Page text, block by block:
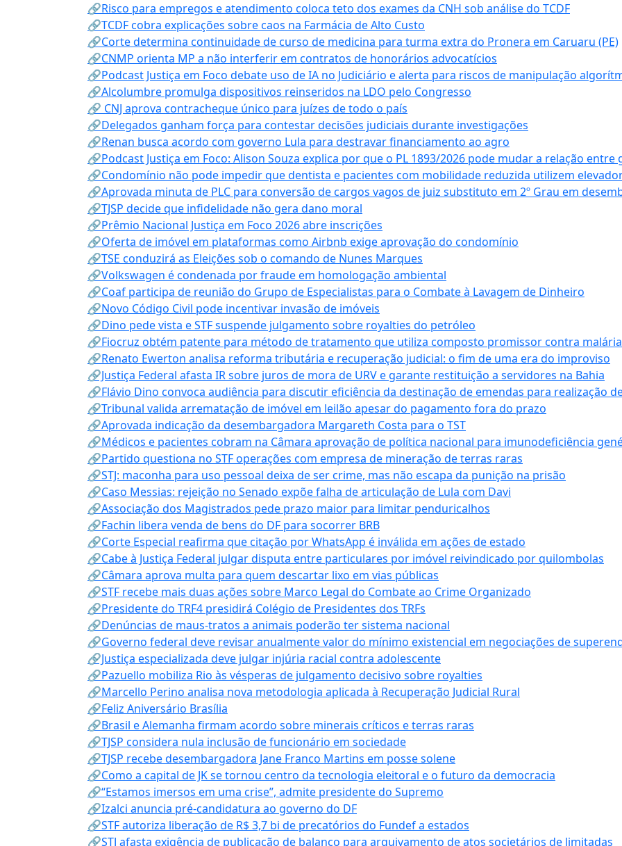
🔗Risco para empregos e atendimento coloca teto dos exames da CNH sob análise do TCDF
🔗TCDF cobra explicações sobre caos na Farmácia de Alto Custo
🔗Corte determina continuidade de curso de medicina para turma extra do Pronera em Caruaru (PE)
🔗CNMP orienta MP a não interferir em contratos de honorários advocatícios
🔗Podcast Justiça em Foco debate uso de IA no Judiciário e alerta para riscos de manipulação
🔗Alcolumbre promulga dispositivos reinseridos na LDO pelo Congresso
🔗 CNJ aprova contracheque único para juízes de todo o país
🔗Delegados ganham força para contestar decisões judiciais durante investigações
🔗Renan busca acordo com governo Lula para destravar financiamento ao agro
🔗Podcast Justiça em Foco: Alison Souza explica por que o PL 1893/2026 pode mudar a relação
🔗Condomínio não pode impedir que dentista e pacientes com mobilidade reduzida utilizem
🔗Aprovada minuta de PLC para conversão de cargos vagos de juiz substituto em 2º Grau em
🔗TJSP decide que infidelidade não gera dano moral
🔗Prêmio Nacional Justiça em Foco 2026 abre inscrições
🔗Oferta de imóvel em plataformas como Airbnb exige aprovação do condomínio
🔗TSE conduzirá as Eleições sob o comando de Nunes Marques
🔗Volkswagen é condenada por fraude em homologação ambiental
🔗Coaf participa de reunião do Grupo de Especialistas para o Combate à Lavagem de Dinheiro
🔗Novo Código Civil pode incentivar invasão de imóveis
🔗Dino pede vista e STF suspende julgamento sobre royalties do petróleo
🔗Fiocruz obtém patente para método de tratamento que utiliza composto promissor contra
🔗Renato Ewerton analisa reforma tributária e recuperação judicial: o fim de uma era do improviso
🔗Justiça Federal afasta IR sobre juros de mora de URV e garante restituição a servidores na Bahia
🔗Flávio Dino convoca audiência para discutir eficiência da destinação de emendas para realização
🔗Tribunal valida arrematação de imóvel em leilão apesar do pagamento fora do prazo
🔗Aprovada indicação da desembargadora Margareth Costa para o TST
🔗Médicos e pacientes cobram na Câmara aprovação de política nacional para imunodeficiência
🔗Partido questiona no STF operações com empresa de mineração de terras raras
🔗STJ: maconha para uso pessoal deixa de ser crime, mas não escapa da punição na prisão
🔗Caso Messias: rejeição no Senado expõe falha de articulação de Lula com Davi
🔗Associação dos Magistrados pede prazo maior para limitar penduricalhos
🔗Fachin libera venda de bens do DF para socorrer BRB
🔗Corte Especial reafirma que citação por WhatsApp é inválida em ações de estado
🔗Cabe à Justiça Federal julgar disputa entre particulares por imóvel reivindicado por quilombolas
🔗Câmara aprova multa para quem descartar lixo em vias públicas
🔗STF recebe mais duas ações sobre Marco Legal do Combate ao Crime Organizado
🔗Presidente do TRF4 presidirá Colégio de Presidentes dos TRFs
🔗Denúncias de maus-tratos a animais poderão ter sistema nacional
🔗Governo federal deve revisar anualmente valor do mínimo existencial em negociações de
🔗Justiça especializada deve julgar injúria racial contra adolescente
🔗Pazuello mobiliza Rio às vésperas de julgamento decisivo sobre royalties
🔗Marcello Perino analisa nova metodologia aplicada à Recuperação Judicial Rural
🔗Feliz Aniversário Brasília
🔗Brasil e Alemanha firmam acordo sobre minerais críticos e terras raras
🔗TJSP considera nula inclusão de funcionário em sociedade
🔗TJSP recebe desembargadora Jane Franco Martins em posse solene
🔗Como a capital de JK se tornou centro da tecnologia eleitoral e o futuro da democracia
🔗“Estamos imersos em uma crise”, admite presidente do Supremo
🔗Izalci anuncia pré-candidatura ao governo do DF
🔗STF autoriza liberação de R$ 3,7 bi de precatórios do Fundef a estados
🔗STJ afasta exigência de publicação de balanço para arquivamento de atos societários de limitadas